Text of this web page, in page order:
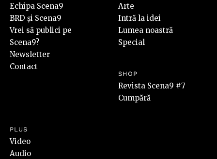
Echipa Scena9
BRD și Scena9
Vrei să publici pe
Scena9?
Newsletter
Contact
Arte
Intră la idei
Lumea noastră
Special
SHOP
Revista Scena9 #7
Cumpără
PLUS
Video
Audio